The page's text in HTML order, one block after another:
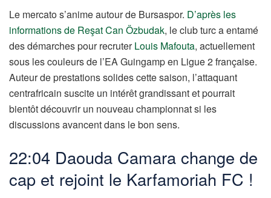
Le mercato s’anime autour de Bursaspor. D’après les
informations de Reşat Can Özbudak, le club turc a entamé
des démarches pour recruterLouis Mafouta, actuellement
sous les couleurs de l’EA Guingamp en Ligue 2 française.
Auteur de prestations solides cette saison, l’attaquant
centrafricain suscite un intérêt grandissant et pourrait
bientôt découvrir un nouveau championnat si les
discussions avancent dans le bon sens.
22:04 Daouda Camara change de
cap et rejoint le Karfamoriah FC !